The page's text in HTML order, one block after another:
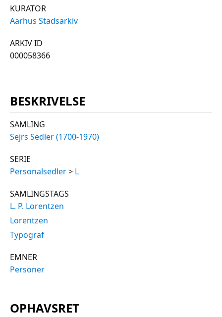
KURATOR
Aarhus Stadsarkiv
ARKIV ID
000058366
BESKRIVELSE
SAMLING
Sejrs Sedler (1700-1970)
SERIE
Personalsedler> L
SAMLINGSTAGS
L. P. Lorentzen
Lorentzen
Typograf
EMNER
Personer
OPHAVSRET